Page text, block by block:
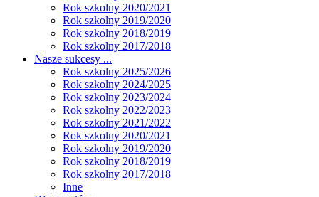
Rok szkolny 2020/2021
Rok szkolny 2019/2020
Rok szkolny 2018/2019
Rok szkolny 2017/2018
Nasze sukcesy ...
Rok szkolny 2025/2026
Rok szkolny 2024/2025
Rok szkolny 2023/2024
Rok szkolny 2022/2023
Rok szkolny 2021/2022
Rok szkolny 2020/2021
Rok szkolny 2019/2020
Rok szkolny 2018/2019
Rok szkolny 2017/2018
Inne